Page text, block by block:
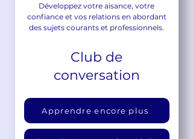
Développez votre aisance, votre
confiance et vos relations en abordant
des sujets courants et professionnels.
Club de
conversation
Apprendre encore plus